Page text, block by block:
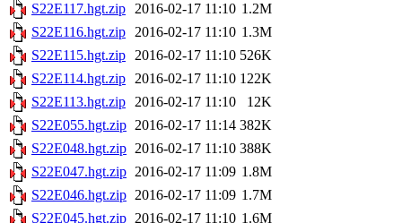
S22E117.hgt.zip 2016-02-17 11:10 1.2M
S22E116.hgt.zip 2016-02-17 11:10 1.3M
S22E115.hgt.zip 2016-02-17 11:10 526K
S22E114.hgt.zip 2016-02-17 11:10 122K
S22E113.hgt.zip 2016-02-17 11:10
12K
S22E055.hgt.zip 2016-02-17 11:14 382K
S22E048.hgt.zip 2016-02-17 11:10 388K
S22E047.hgt.zip 2016-02-17 11:09 1.8M
S22E046.hgt.zip 2016-02-17 11:09 1.7M
S22E045.hgt.zip 2016-02-17 11:10 1.6M